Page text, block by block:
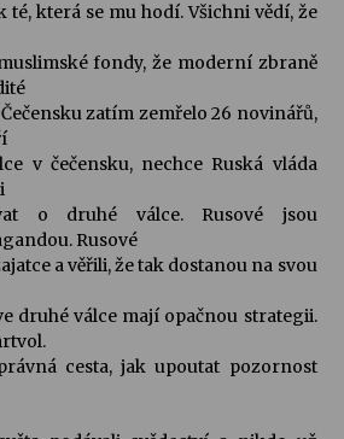
té, která se mu hodí. Všichni vědí, že
fondy, že moderní zbraně
zatím zemřelo 26 novinářů,
v čečensku, nechce Ruská vláda
o druhé válce. Rusové jsou
Rusové
a věřili, že tak dostanou na svou
druhé válce mají opačnou strategii.
cesta, jak upoutat pozornost